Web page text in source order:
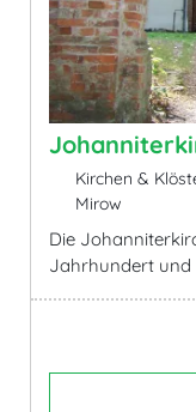
Kirchen &
Mirow
Die
Jahrhundert und